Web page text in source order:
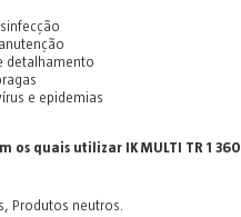
detalhamento
e epidemias
os quais utilizar IK MULTI TR 1 360
, Produtos neutros.